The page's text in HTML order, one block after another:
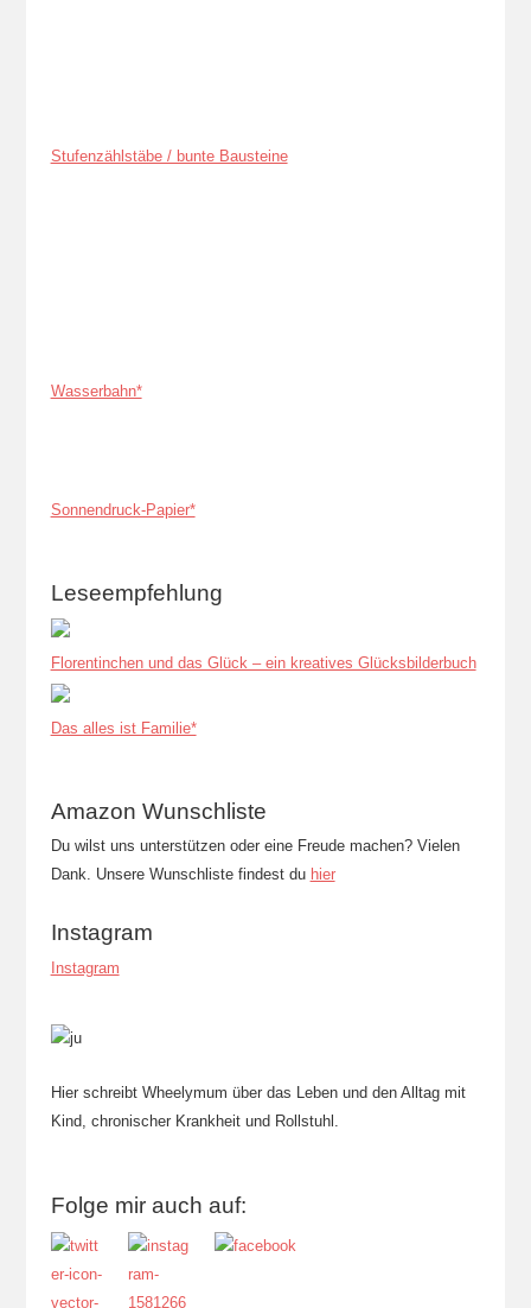
Stufenzählstäbe / bunte Bausteine
Wasserbahn*
Sonnendruck-Papier*
Leseempfehlung
Florentinchen und das Glück – ein kreatives Glücksbilderbuch
Das alles ist Familie*
Amazon Wunschliste
Du wilst uns unterstützen oder eine Freude machen? Vielen
Dank. Unsere Wunschliste findest du hier
Instagram
Instagram
Hier schreibt Wheelymum über das Leben und den Alltag mit
Kind, chronischer Krankheit und Rollstuhl.
Folge mir auch auf: